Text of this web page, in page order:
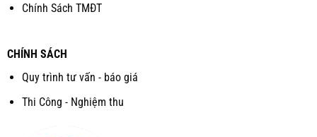
Chính Sách TMĐT
CHÍNH SÁCH
Quy trình tư vấn - báo giá
Thi Công - Nghiệm thu